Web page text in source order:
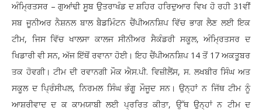
ਅੰਮ੍ਰਿਤਸਰ – ਗੁਆਂਢੀ ਸੂਬ ਉਤਰਾਖੰਡ ਦ ਸ਼ਹਿਰ ਹਰਿਦੁਆਰ ਵਿਖ ਹੋ ਰਹੀ 31ਵੀਂ
ਸਬ ਜੂਨੀਅਰ ਨੈਸ਼ਨਲ ਬਾਲ ਬੈਡਮਿੰਟਨ ਚੈਂਪੀਅਨਸ਼ਿਪ ਵਿੱਚ ਭਾਗ ਲੈਣ ਲਈ ਇਕ
ਟੀਮ, ਜਿਸ ਵਿੱਚ ਖਾਲਸਾ ਕਾਲਜ ਸੀਨੀਅਰ ਸੈਕੰਡਰੀ ਸਕੂਲ, ਅੰਮ੍ਰਿਤਸਰ ਦ
ਖਿਡਾਰੀ ਵੀ ਸਨ, ਅੱਜ ਇੱਥੋਂ ਰਵਾਨਾ ਹੋਈ। ਇਹ ਚੈਂਪੀਅਨਸ਼ਿਪ 14 ਤੋਂ 17 ਅਕਤੂਬਰ
ਤਕ ਹੋਵਗੀ। ਟੀਮ ਦੀ ਰਵਾਨਗੀ ਮੌਕ ਐਸ.ਪੀ. ਵਿਜ਼ੀਲੈਂਸ, ਸ. ਲਖਬੀਰ ਸਿੰਘ ਅਤ
ਸਕੂਲ ਦ ਪ੍ਰਿੰਸੀਪਲ, ਨਿਰਮਲ ਸਿੰਘ ਭੰਗੂ ਮੌਜੂਦ ਸਨ। ਉਨ੍ਹਾਂ ਨ ਜਿੱਥ ਟੀਮ ਨੂੰ
ਆਸ਼ਰੀਵਾਦ ਦ ਕ ਕਾਮਯਾਬੀ ਲਈ ਪ੍ਰਰਿਤ ਕੀਤਾ, ਉੱਥ ਉਨ੍ਹਾਂ ਨ ਟੀਮ ਦ